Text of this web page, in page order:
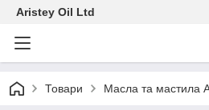
Aristey Oil Ltd
Товари Масла та мастила